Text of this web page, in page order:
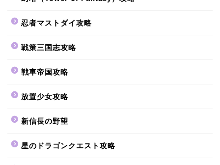
忍者マストダイ攻略
戦策三国志攻略
戦車帝国攻略
放置少女攻略
新信長の野望
星のドラゴンクエスト攻略